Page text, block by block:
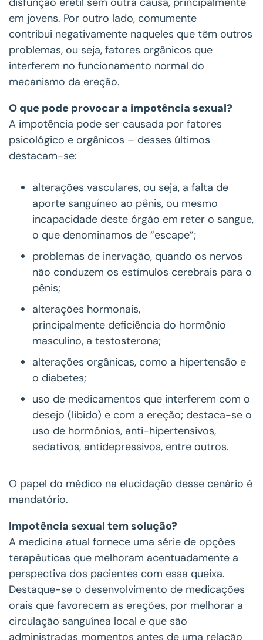
em jovens. Por outro lado, comumente
contribui negativamente naqueles que têm outros
problemas, ou seja, fatores orgânicos que
interferem no funcionamento normal do
mecanismo da ereção.
O que pode provocar a impotência sexual?
A impotência pode ser causada por fatores
psicológico e orgânicos – desses últimos
destacam-se:
alterações vasculares, ou seja, a falta de
aporte sanguíneo ao pênis, ou mesmo
incapacidade deste órgão em reter o sangue,
o que denominamos de “escape”;
problemas de inervação, quando os nervos
não conduzem os estímulos cerebrais para o
pênis;
alterações hormonais,
principalmente deficiência do hormônio
masculino, a testosterona;
alterações orgânicas, como a hipertensão e
o diabetes;
uso de medicamentos que interferem com o
desejo (libido) e com a ereção; destaca-se o
uso de hormônios, anti-hipertensivos,
sedativos, antidepressivos, entre outros.
O papel do médico na elucidação desse cenário é
mandatório.
Impotência sexual tem solução?
A medicina atual fornece uma série de opções
terapêuticas que melhoram acentuadamente a
perspectiva dos pacientes com essa queixa.
Destaque-se o desenvolvimento de medicações
orais que favorecem as ereções, por melhorar a
circulação sanguínea local e que são
administradas momentos antes de uma relação